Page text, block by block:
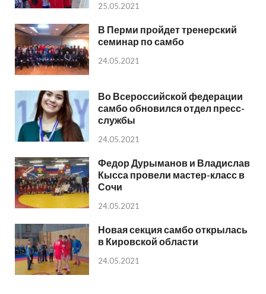
25.05.2021
В Перми пройдет тренерский
семинар по самбо
24.05.2021
Во Всероссийской федерации
самбо обновился отдел пресс-
службы
24.05.2021
Федор Дурыманов и Владислав
Кысса провели мастер-класс в
Сочи
24.05.2021
Новая секция самбо открылась
в Кировской области
24.05.2021